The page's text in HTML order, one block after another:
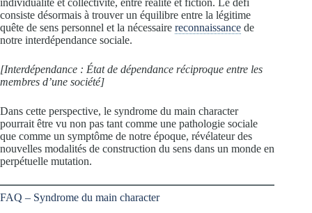
individualité et collectivité, entre réalité et fiction. Le défi
consiste désormais à trouver un équilibre entre la légitime
quête de sens personnel et la nécessaire reconnaissance de
notre interdépendance sociale.
[Interdépendance : État de dépendance réciproque entre les
membres d’une société]
Dans cette perspective, le syndrome du main character
pourrait être vu non pas tant comme une pathologie sociale
que comme un symptôme de notre époque, révélateur des
nouvelles modalités de construction du sens dans un monde en
perpétuelle mutation.
FAQ – Syndrome du main character